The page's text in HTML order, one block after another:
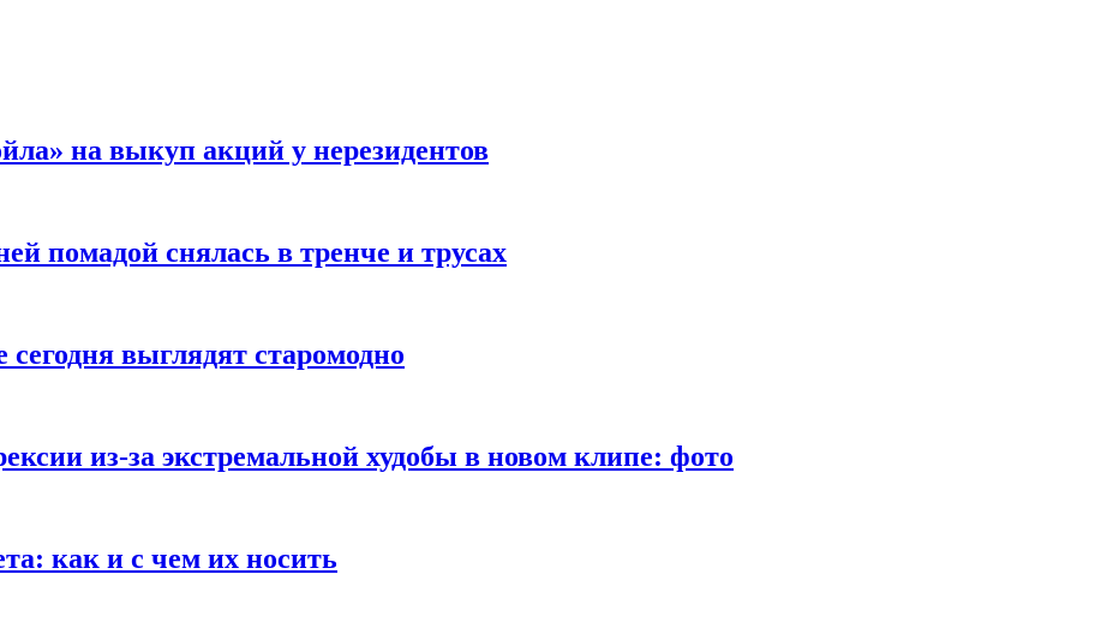
на выкуп акций у нерезидентов
помадой снялась в тренче и трусах
выглядят старомодно
из-за экстремальной худобы в новом клипе: фото
как и с чем их носить